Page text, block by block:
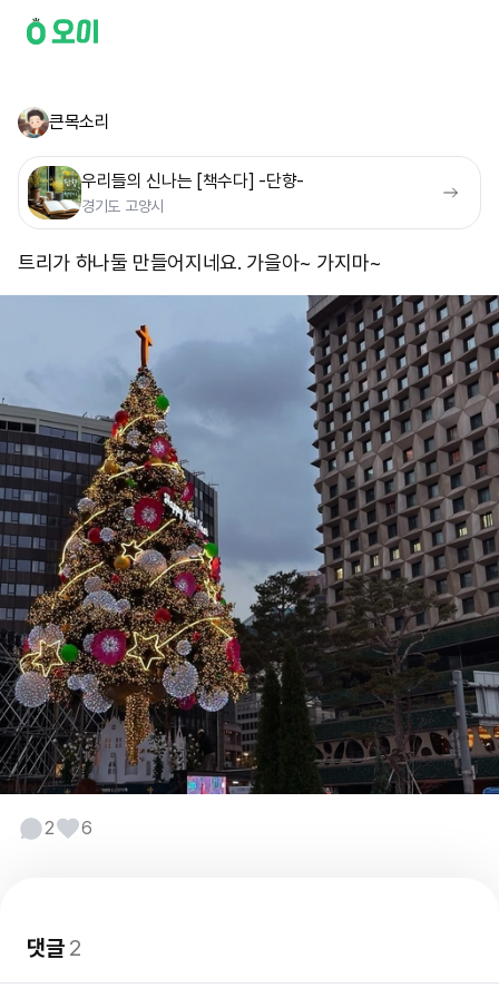
큰목소리
우리들의 신나는 [책수다] -단향-
경기도 고양시
트리가 하나둘 만들어지네요. 가을아~ 가지마~
2 6
댓글2